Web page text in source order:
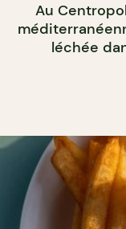
Au
léchée